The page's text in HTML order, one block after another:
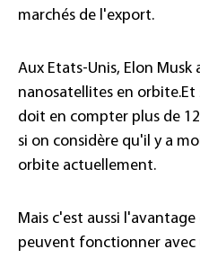
marchés de l'export.
Aux Etats-Unis, Elon Musk
nanosatellites en
doit en compter plus de
si on considère qu'il y a
orbite actuellement.
Mais c'est aussi
peuvent fonctionner